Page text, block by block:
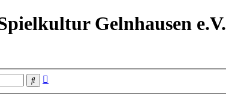
Gelnhausen e.V.
Suche